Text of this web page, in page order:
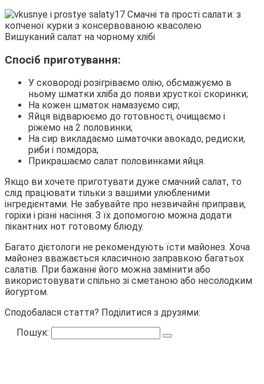
Вишуканий салат на чорному хлібі
Спосіб приготування:
У сковороді розігріваємо олію, обсмажуємо в
ньому шматки хліба до появи хрусткої скоринки;
На кожен шматок намазуємо сир;
Яйця відварюємо до готовності, очищаємо і
ріжемо на 2 половинки;
На сир викладаємо шматочки авокадо, редиски,
риби і помідора;
Прикрашаємо салат половинками яйця.
Якщо ви хочете приготувати дуже смачний салат, то
слід працювати тільки з вашими улюбленими
інгредієнтами. Не забувайте про незвичайні приправи,
горіхи і різні насіння. З їх допомогою можна додати
пікантних нот готовому блюду.
Багато дієтологи не рекомендують їсти майонез. Хоча
майонез вважається класичною заправкою багатьох
салатів. При бажанні його можна замінити або
використовувати спільно зі сметаною або несолодким
йогуртом.
Сподобалася стаття? Поділитися з друзями:
Пошук: